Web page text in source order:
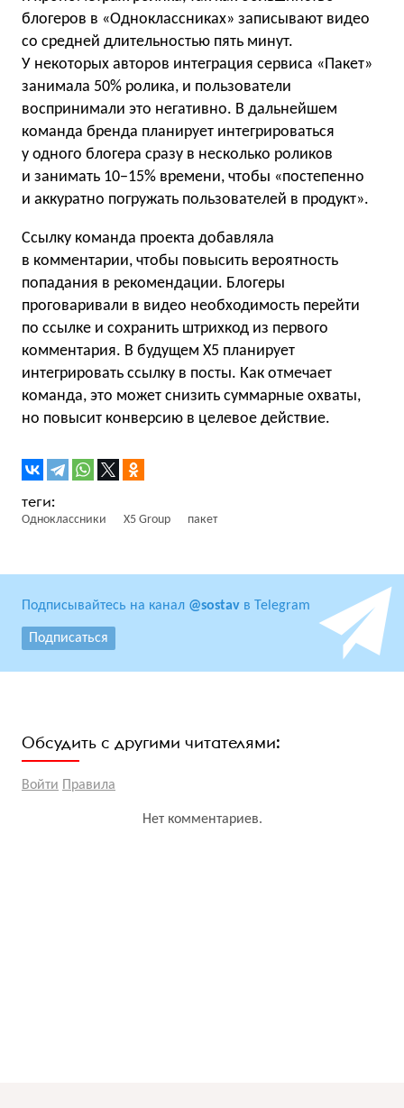
блогеров в «Одноклассниках» записывают видео
со средней длительностью пять минут.
У некоторых авторов интеграция сервиса «Пакет»
занимала 50% ролика, и пользователи
воспринимали это негативно. В дальнейшем
команда бренда планирует интегрироваться
у одного блогера сразу в несколько роликов
и занимать 10−15% времени, чтобы «постепенно
и аккуратно погружать пользователей в продукт».
Ссылку команда проекта добавляла
в комментарии, чтобы повысить вероятность
попадания в рекомендации. Блогеры
проговаривали в видео необходимость перейти
по ссылке и сохранить штрихкод из первого
комментария. В будущем X5 планирует
интегрировать ссылку в посты. Как отмечает
команда, это может снизить суммарные охваты,
но повысит конверсию в целевое действие.
Одноклассники X5 Group пакет
Подписывайтесь на канал @sostav в Telegram
Подписаться
Обсудить с другими читателями:
Войти Правила
Нет комментариев.